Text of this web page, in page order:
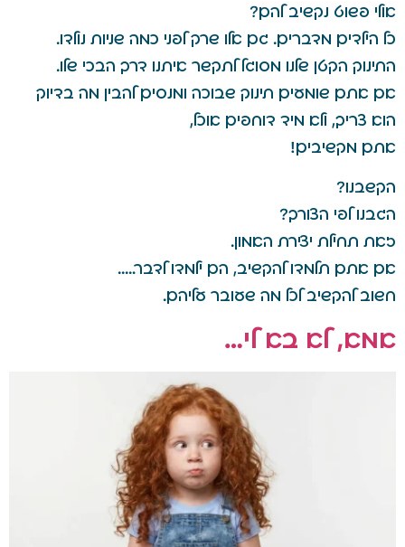
אולי פשוט נקשיב להם?
כל הילדים מדברים. גם אלו שרק לפני כמה שניות נולדו.
התינוק הקטן שלנו מסוגל לתקשר איתנו דרך הבכי שלו.
אם אתם שומעים תינוק שבוכה ומנסים להבין מה בדיוק
הוא צריך, ולא מיד דוחפים אוכל,
אתם מקשיבים!
הקשבנו?
הגבנו לפי הצורך?
זאת תחילת יצירת האמון.
אם אתם תלמדו להקשיב, הם ילמדו לדבר…..
חשוב להקשיב לכל מה שעובר עליהם.
אמא, לא בא לי…